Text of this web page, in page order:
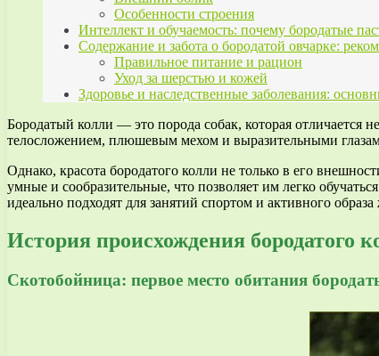
Особенности строения
Интеллект и обучаемость: почему бородатые
Содержание и забота о бородатой овчарке:
Правильное питание и рацион
Уход за шерстью и кожей
Здоровье и наследственные заболевания:
Бородатый колли — это порода собак, которая
телосложением, плюшевым мехом и выразительными
Однако, красота бородатого колли не только в его
умные и сообразительные, что позволяет им легко
идеально подходят для занятий спортом и активного
История происхождения бородатого
Скотобойница: первое место обитания